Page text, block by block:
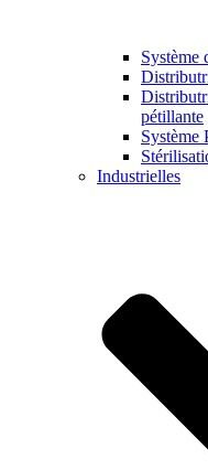
Système
pétillante
Système
Industrielles